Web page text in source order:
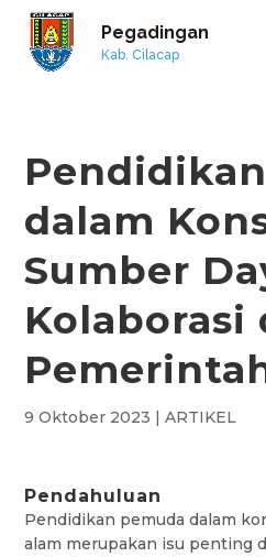
Pegadingan
Kab. Cilacap
dalam
Sumber
Kolaborasi
9 Oktober 2023 |ARTIKEL
Pendahuluan
Pendidikan pemuda dalam
alam merupakan isu penting